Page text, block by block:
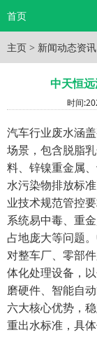
首页
主页 > 新闻动态资讯
中天恒
时间:
汽车行业废水涵
场景，包含脱脂
料、锌镍重金属
水污染物排放标
业技术规范管控
系统易中毒、重
占地庞大等问题
对整车厂、零部
体化处理设备，
磨硬件、智能自
六大核心优势，
重出水标准，具